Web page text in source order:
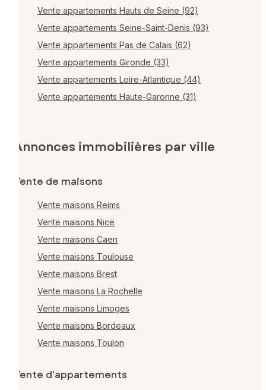
Vente appartements Hauts de Seine (92)
Vente appartements Seine-Saint-Denis (93)
Vente appartements Pas de Calais (62)
Vente appartements Gironde (33)
Vente appartements Loire-Atlantique (44)
Vente appartements Haute-Garonne (31)
Annonces immobilières par ville
Vente de maisons
Vente maisons Reims
Vente maisons Nice
Vente maisons Caen
Vente maisons Toulouse
Vente maisons Brest
Vente maisons La Rochelle
Vente maisons Limoges
Vente maisons Bordeaux
Vente maisons Toulon
Vente d'appartements